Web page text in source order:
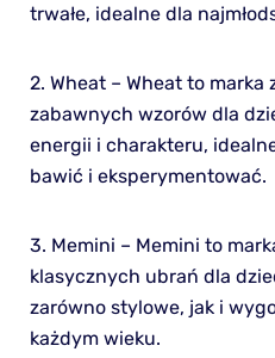
trwałe, idealne dla
2. Wheat – Wheat to
zabawnych wzorów dla
energii i charakteru,
bawić i eksperymentować.
3. Memini – Memini to
klasycznych ubrań dla
zarówno stylowe, jak i
każdym wieku.